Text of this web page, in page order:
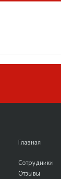
Главная
Сотрудники
Отзывы